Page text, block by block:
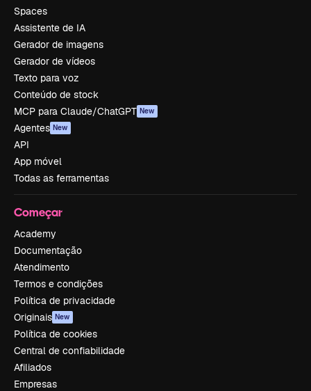
Spaces
Assistente de IA
Gerador de imagens
Gerador de vídeos
Texto para voz
Conteúdo de stock
MCP para Claude/ChatGPT New
Agentes New
API
App móvel
Todas as ferramentas
Começar
Academy
Documentação
Atendimento
Termos e condições
Política de privacidade
Originais New
Política de cookies
Central de confiabilidade
Afiliados
Empresas